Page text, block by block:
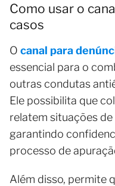
Como usar o
casos
O canal para
essencial para o
outras condutas
Ele possibilita que
relatem situações
garantindo
processo de
Além disso, permite